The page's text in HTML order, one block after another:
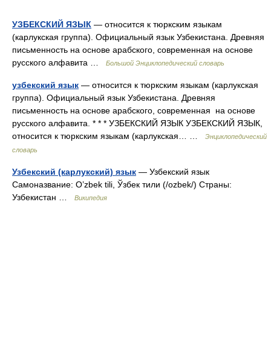
УЗБЕКСКИЙ ЯЗЫК — относится к тюркским языкам
(карлукская группа). Официальный язык Узбекистана. Древняя
письменность на основе арабского, современная на основе
русского алфавита …
Большой Энциклопедический словарь
узбекский язык — относится к тюркским языкам (карлукская
группа). Официальный язык Узбекистана. Древняя
письменность на основе арабского, современная на основе
русского алфавита. * * * УЗБЕКСКИЙ ЯЗЫК УЗБЕКСКИЙ ЯЗЫК,
относится к тюркским языкам (карлукская… …
Энциклопедический
словарь
Узбекский (карлукский) язык — Узбекский язык
Самоназвание: O’zbek tili, Ўзбек тили (/ozbek/) Страны:
Узбекистан …
Википедия